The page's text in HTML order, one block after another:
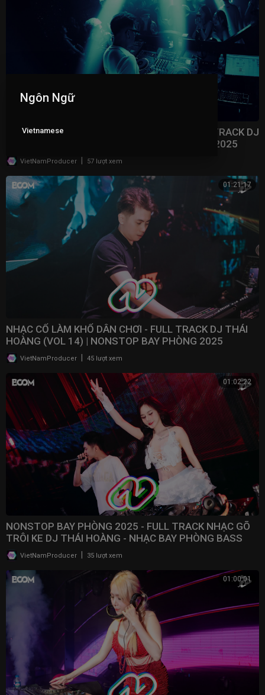
NHẠC CỔ LÀM KHỔ DÂN CHƠI (VOL.2) - FULL TRACK DJ
THÁI HOÀNG REMIX | NONSTOP BAY PHÒNG 2025
VietNamProducer 57 lượt xem
01:21:17
NHẠC CỔ LÀM KHỔ DÂN CHƠI - FULL TRACK DJ THÁI
HOÀNG (VOL 14) | NONSTOP BAY PHÒNG 2025
VietNamProducer 45 lượt xem
01:02:22
NONSTOP BAY PHÒNG 2025 - FULL TRACK NHẠC GÕ
TRÔI KE DJ THÁI HOÀNG - NHẠC BAY PHÒNG BASS
CWCH MẠNH
VietNamProducer | 35 lượt xem
01:00:01
Ngôn Ngữ
Vietnamese